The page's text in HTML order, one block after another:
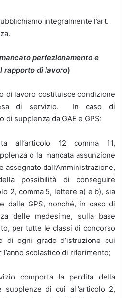
integralmente l’art.
perfezionamento e
rapporto di lavoro)
di lavoro costituisce condizione
di servizio. In caso di
di supplenza da GAE e GPS:
all’articolo 12 comma 11,
o la mancata assunzione
dall’Amministrazione,
possibilità di conseguire
2, comma 5, lettere a) e b), sia
dalle GPS, nonché, in caso di
delle medesime, sulla base
per tutte le classi di concorso
di ogni grado d’istruzione cui
l’anno scolastico di riferimento;
comporta la perdita della
supplenze di cui all’articolo 2,